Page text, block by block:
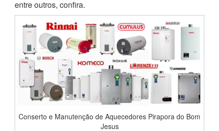
entre outros, confira.
Conserto e Manutenção de Aquecedores Pirapora do Bom
Jesus